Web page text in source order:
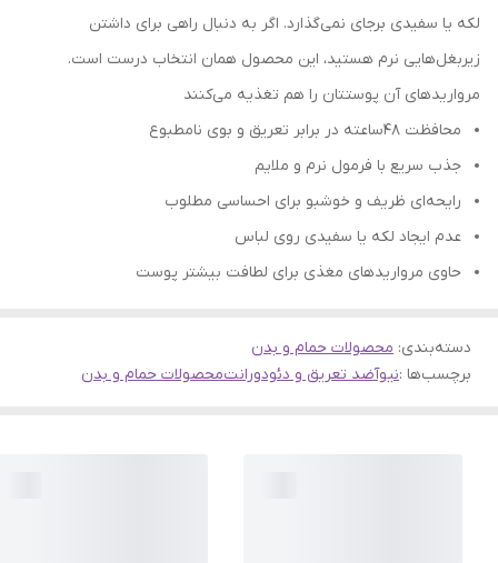
لکه یا سفیدی برجای نمی‌گذارد. اگر به دنبال راهی برای داشتن
زیربغل‌هایی نرم هستید، این محصول همان انتخاب درست است.
مرواریدهای آن پوستتان را هم تغذیه می‌کنند
محافظت ۴۸ساعته در برابر تعریق و بوی نامطبوع
جذب سریع با فرمول نرم و ملایم
رایحه‌ای ظریف و خوشبو برای احساسی مطلوب
عدم ایجاد لکه یا سفیدی روی لباس
حاوی مرواریدهای مغذی برای لطافت بیشتر پوست
دسته‌بندی: محصولات حمام و بدن
برچسب‌ها :نیوآضد تعریق و دئودورانتمحصولات حمام و بدن